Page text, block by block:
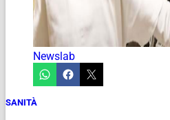
Newslab
SANITÀ